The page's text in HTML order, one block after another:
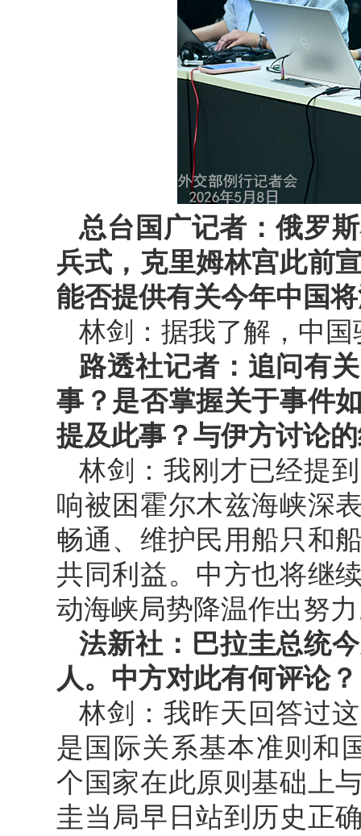
总台国广记者：俄罗
兵式，克里姆林宫此前
能否提供有关今年中国
林剑：据我了解，中
路透社记者：追问有
事？是否掌握关于事件
提及此事？与伊方讨论
林剑：我刚才已经提
响被困霍尔木兹海峡深
畅通、维护民用船只和
共同利益。中方也将继
动海峡局势降温作出努
法新社：巴拉圭总统
人。中方对此有何评论？
林剑：我昨天回答过
是国际关系基本准则和
个国家在此原则基础上
圭当局早日站到历史正